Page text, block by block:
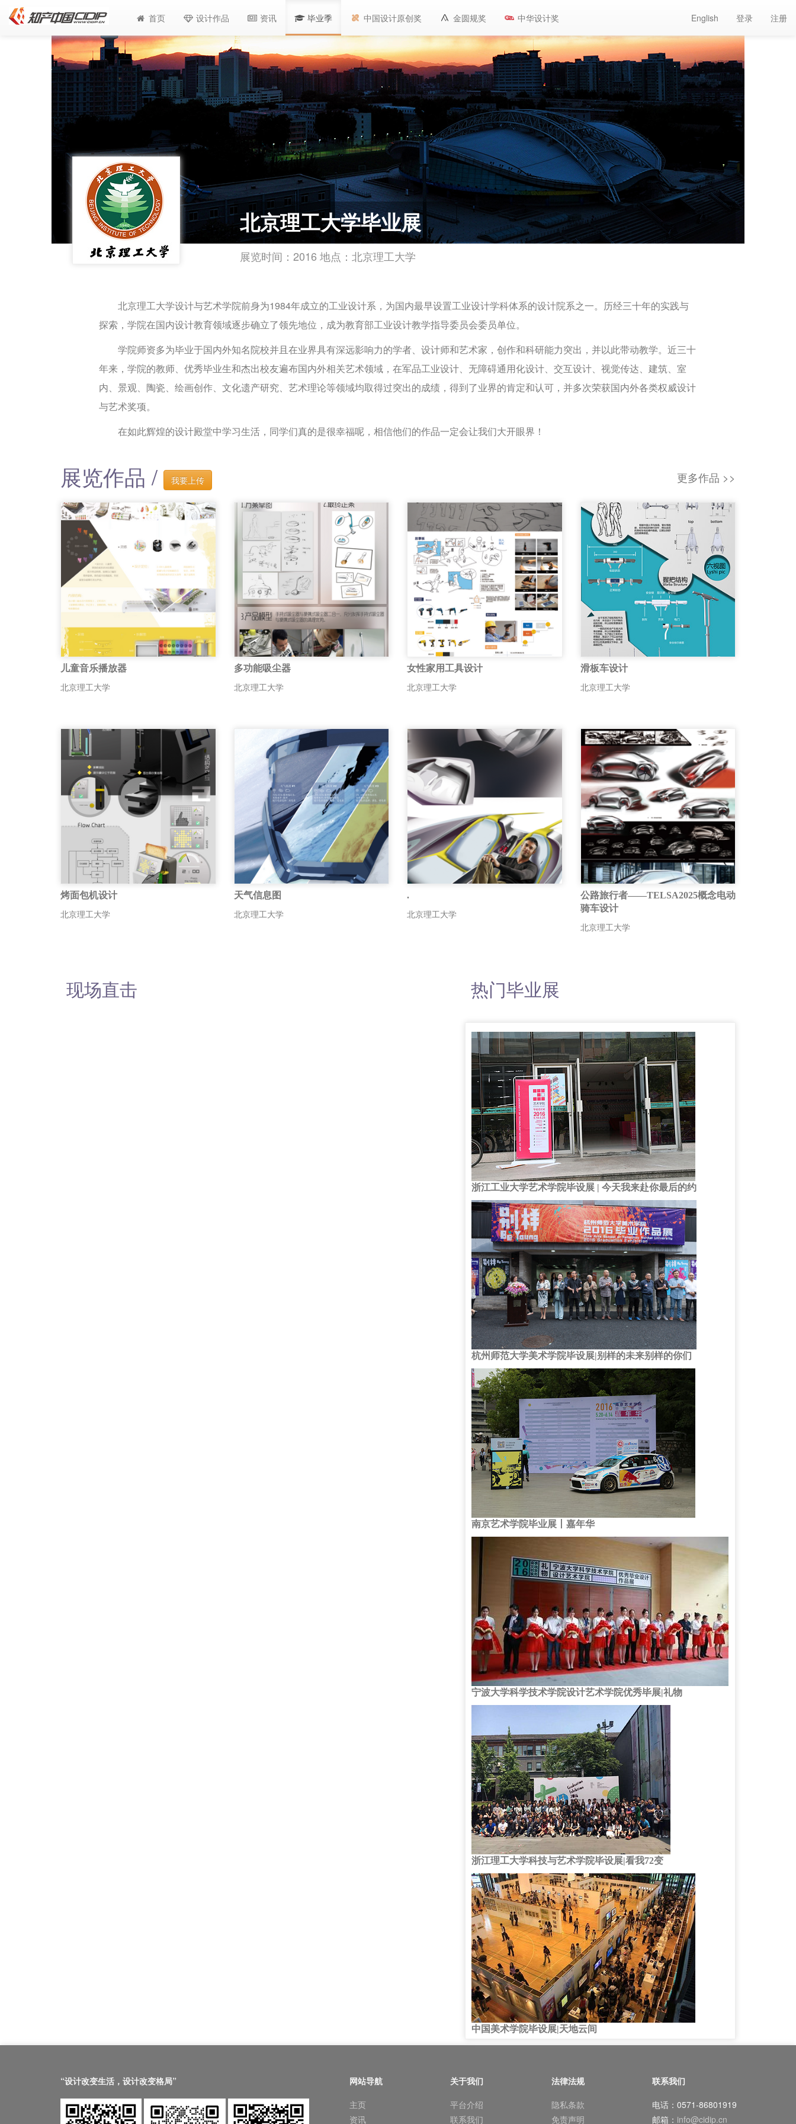
首页 设计作品 资讯 毕业季 中国设计原创奖 金圆规奖 中华设计奖 English 登录 注册
北京理工大学毕业展
展览时间：2016 地点：北京理工大学
北京理工大学设计与艺术学院前身为1984年成立的工业设计系，为国内最早设置工业设计学科体系的设计院系之一。历经三十年的实践与
探索，学院在国内设计教育领域逐步确立了领先地位，成为教育部工业设计教学指导委员会委员单位。
学院师资多为毕业于国内外知名院校并且在业界具有深远影响力的学者、设计师和艺术家，创作和科研能力突出，并以此带动教学。近三十
年来，学院的教师、优秀毕业生和杰出校友遍布国内外相关艺术领域，在军品工业设计、无障碍通用化设计、交互设计、视觉传达、建筑、室
内、景观、陶瓷、绘画创作、文化遗产研究、艺术理论等领域均取得过突出的成绩，得到了业界的肯定和认可，并多次荣获国内外各类权威设计
与艺术奖项。
在如此辉煌的设计殿堂中学习生活，同学们真的是很幸福呢，相信他们的作品一定会让我们大开眼界！
展览作品 / 我要上传 更多作品 >>
儿童音乐播放器
北京理工大学
多功能吸尘器
北京理工大学
女性家用工具设计
北京理工大学
滑板车设计
北京理工大学
烤面包机设计
北京理工大学
天气信息图
北京理工大学
.
北京理工大学
公路旅行者——TELSA2025概念电动
骑车设计
北京理工大学
现场直击 热门毕业展
浙江工业大学艺术学院毕设展 | 今天我来赴你最后的约
杭州师范大学美术学院毕设展|别样的未来别样的你们
南京艺术学院毕业展丨嘉年华
宁波大学科学技术学院设计艺术学院优秀毕展|礼物
浙江理工大学科技与艺术学院毕设展|看我72变
中国美术学院毕设展|天地云间
“设计改变生活，设计改变格局”
网站导航
主页
资讯
关于我们
平台介绍
联系我们
法律法规
隐私条款
免责声明
联系我们
电话：0571-86801919
邮箱： info@cidip.cn